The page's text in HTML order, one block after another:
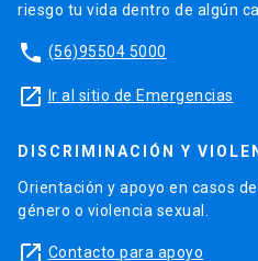
riesgo tu vida dentro de algún
phone (56)95504 5000
launch Ir al sitio de Emergencias
DISCRIMINACIÓN Y
Orientación y apoyo en casos
género o violencia sexual.
launch Contacto para apoyo